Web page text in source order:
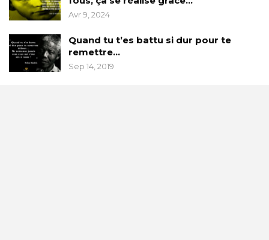
Avr 9, 2024
Quand tu t’es battu si dur pour te
remettre…
Sep 14, 2019